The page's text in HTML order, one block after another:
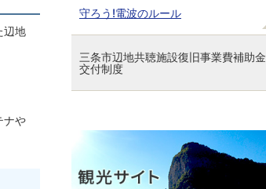
辺地
ナや
守ろう!電波のルール
三条市辺地共聴施設復旧事業費補助金
交付制度